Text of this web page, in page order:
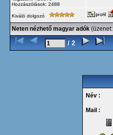
Hozzászólások: 2488
Kiváló dolgozó
Neten nézhető magyar adók (üzenet:
/ 2
Név :
Mail :